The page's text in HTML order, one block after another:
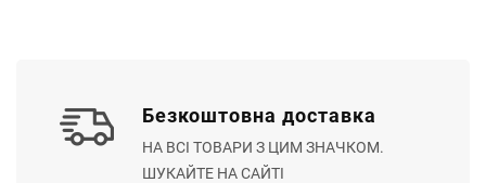
Безкоштовна доставка
НА ВСІ ТОВАРИ З ЦИМ ЗНАЧКОМ.
ШУКАЙТЕ НА САЙТІ